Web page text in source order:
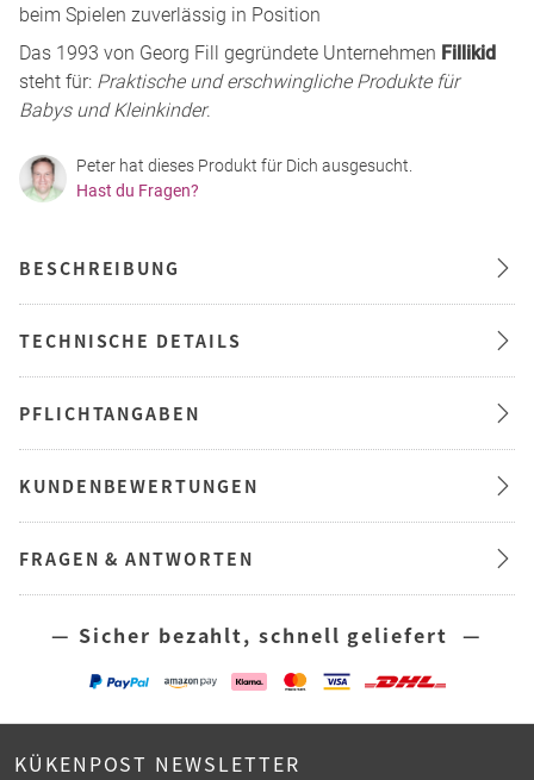
beim Spielen zuverlässig in Position
Das 1993 von Georg Fill gegründete Unternehmen Fillikid
steht für: Praktische und erschwingliche Produkte für
Babys und Kleinkinder.
Peter hat dieses Produkt für Dich ausgesucht.
Hast du Fragen?
BESCHREIBUNG
TECHNISCHE DETAILS
PFLICHTANGABEN
KUNDENBEWERTUNGEN
FRAGEN & ANTWORTEN
— Sicher bezahlt, schnell geliefert —
KÜKENPOST NEWSLETTER